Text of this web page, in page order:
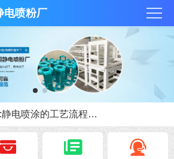
电喷粉厂
和酸洗磷化那个好？
何为酸洗磷化？今天鑫明静电喷粉厂小课堂就跟大家讲讲。
喷粉加工:静电喷涂的工艺流程和优缺点
的区别